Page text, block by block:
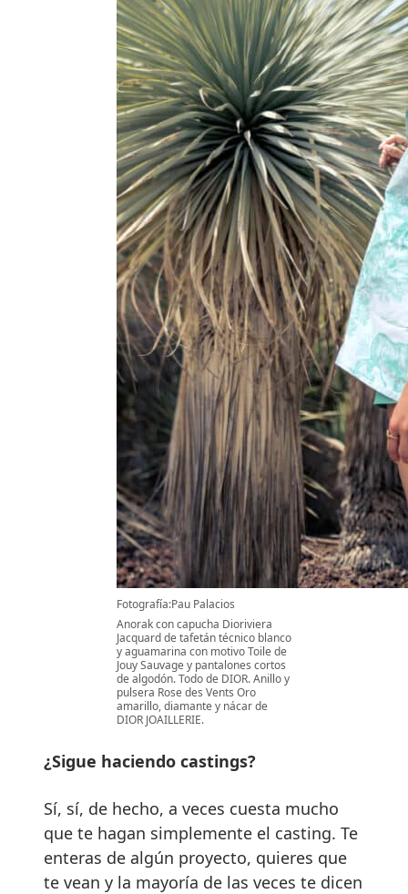
Fotografía:Pau Palacios
Anorak con capucha Dioriviera
Jacquard de tafetán técnico blanco
y aguamarina con motivo Toile de
Jouy Sauvage y pantalones cortos
de algodón. Todo de DIOR. Anillo y
pulsera Rose des Vents Oro
amarillo, diamante y nácar de
DIOR JOAILLERIE.
¿Sigue haciendo castings?
Sí, sí, de hecho, a veces cuesta mucho
que te hagan simplemente el casting. Te
enteras de algún proyecto, quieres que
te vean y la mayoría de las veces te dicen